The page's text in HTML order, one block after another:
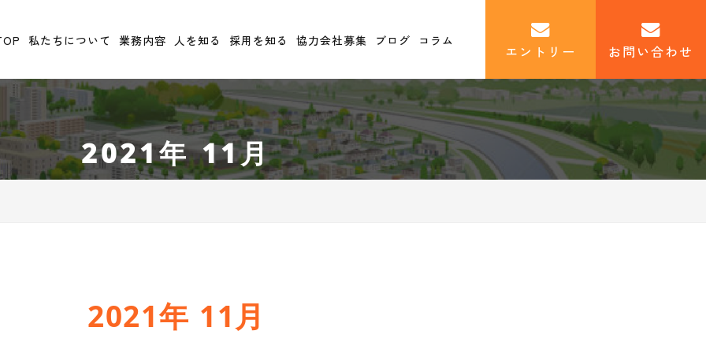
私たちについて 業務内容 人を知る 採用を知る 協力会社募集 ブログ コラム
エントリー お問い合わせ
2021年 11月
2021年 11月